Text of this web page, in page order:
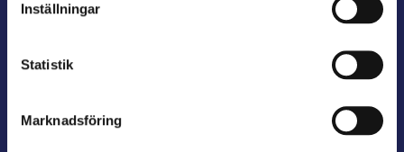
Inställningar
Statistik
Marknadsföring
John Nurminens Stiftelse är Östersjöns beskyddare,
förespråkare för havets betydelse, den marina